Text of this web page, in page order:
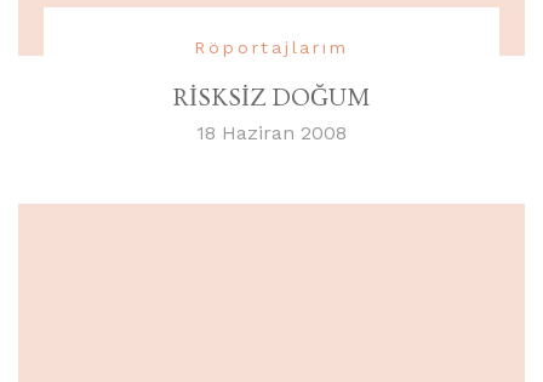
Röportajlarım
RİSKSİZ DOĞUM
18 Haziran 2008